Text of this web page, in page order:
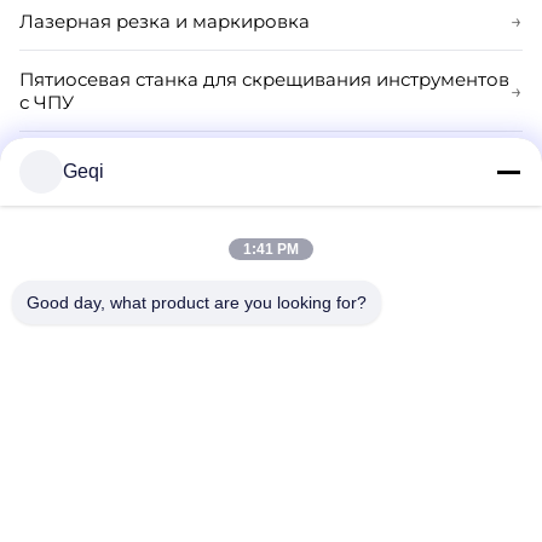
Лазерная резка и маркировка →
Пятиосевая станка для скрещивания инструментов
с ЧПУ
→
Общий шлифовальный станок
Geqi
1:41 PM
Good day, what product are you looking for?